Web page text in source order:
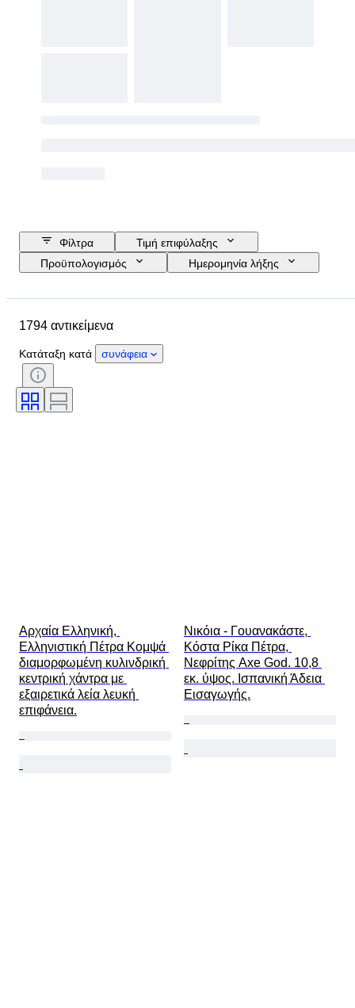
Φίλτρα
Τιμή επιφύλαξης
Προϋπολογισμός
Ημερομηνία λήξης
Country of origin
Κατάσταση
Πιστοποίηση
Υπογραφή
Καλλιτέχνης
1794 αντικείμενα
Κατάταξη κατά συνάφεια
Αρχαία Ελληνική,
Ελληνιστική Πέτρα Κομψά
διαμορφωμένη κυλινδρική
κεντρική χάντρα με
εξαιρετικά λεία λευκή
επιφάνεια.
Νικόια - Γουανακάστε,
Κόστα Ρίκα Πέτρα,
Νεφρίτης Axe God. 10,8
εκ. ύψος. Ισπανική Άδεια
Εισαγωγής.